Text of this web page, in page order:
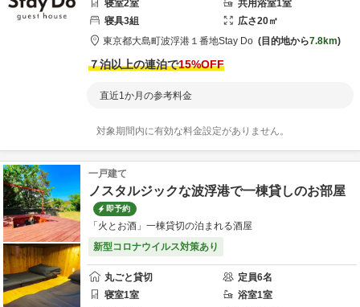
寝室2室 共用浴室1室
寝具3組 広さ20㎡
東京都大島町波浮港１番地Stay Do 目的地から7.8km
７泊以上の連泊で15%OFF
直近1か月の参考料金
対象期間内に有効な料金設定がありません。
一戸建て
ノスタルジックな波浮港で一棟貸しのお部屋
即予約
「火とお酒」一棟貸切の泊まれる酒屋
新型コロナウイルス対策あり
丸ごと貸切 定員6名
寝室1室 浴室1室